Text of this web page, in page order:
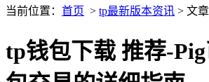
当前位置： 首页 > tp最新版本资讯 > 文
tp钱包下载 推荐-